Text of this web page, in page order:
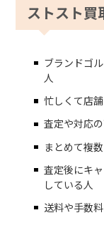
ストスト買
ブランドゴ
人
忙しくて店
査定や対応
まとめて複
査定後にキ
している人
送料や手数